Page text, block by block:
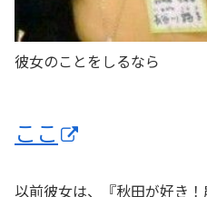
彼女のことをしるなら
ここ
以前彼女は、『秋田が好き